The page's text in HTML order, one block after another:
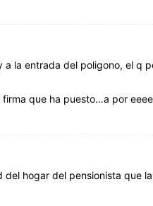
a la entrada del poligono, el q
que ha puesto…a por
del hogar del pensionista que